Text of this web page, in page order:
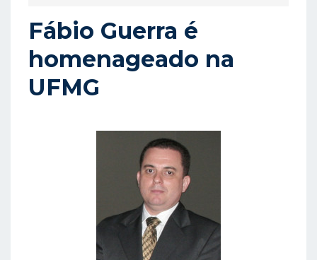
S
A
D
Fábio Guerra é
homenageado na
UFMG